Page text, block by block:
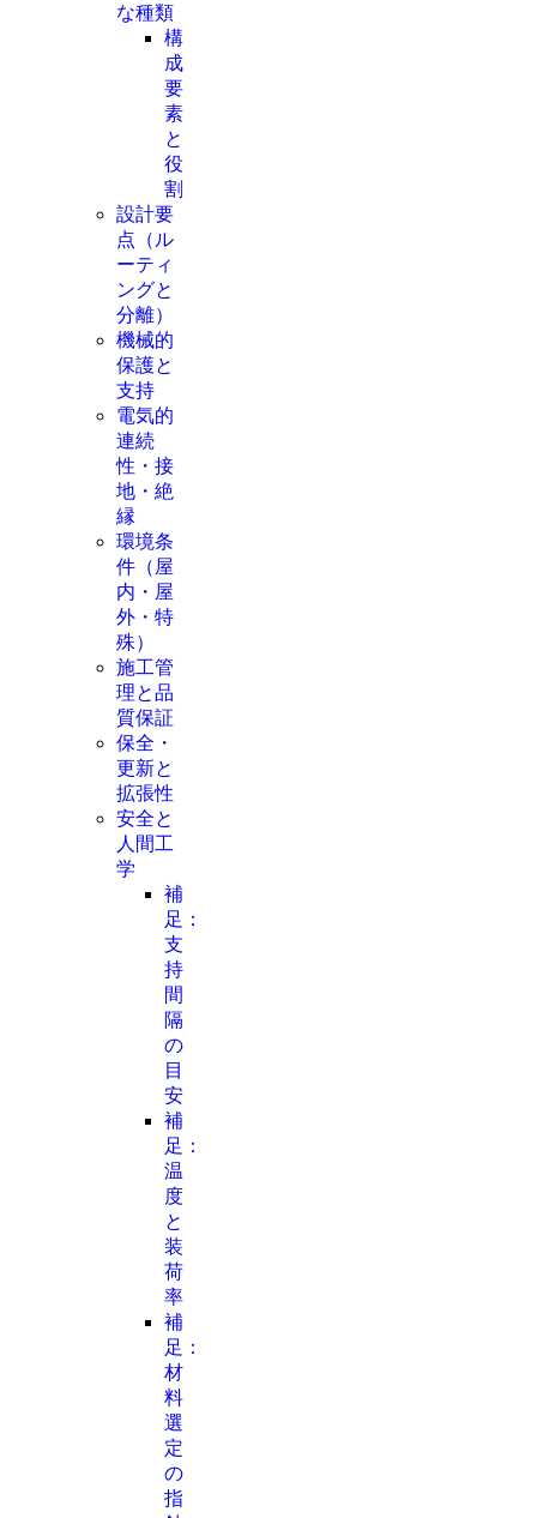
な種類
構
成
要
素
と
役
割
設計要
点（ル
ーティ
ングと
分離）
機械的
保護と
支持
電気的
連続
性・接
地・絶
縁
環境条
件（屋
内・屋
外・特
殊）
施工管
理と品
質保証
保全・
更新と
拡張性
安全と
人間工
学
補
足：
支
持
間
隔
の
目
安
補
足：
温
度
と
装
荷
率
補
足：
材
料
選
定
の
指